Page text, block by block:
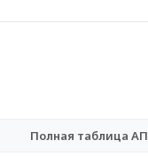
Полная таблица